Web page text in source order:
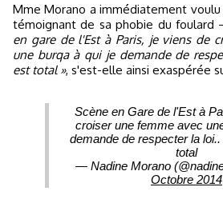
Mme Morano a immédiatement
témoignant de sa phobie du foulard
en gare de l'Est à Paris, je viens de
une burqa à qui je demande de
est total », s'est-elle ainsi exaspérée
Scène en Gare de l'Est à
croiser une femme avec
demande de respecter la
total
— Nadine Morano
Octobre 2014